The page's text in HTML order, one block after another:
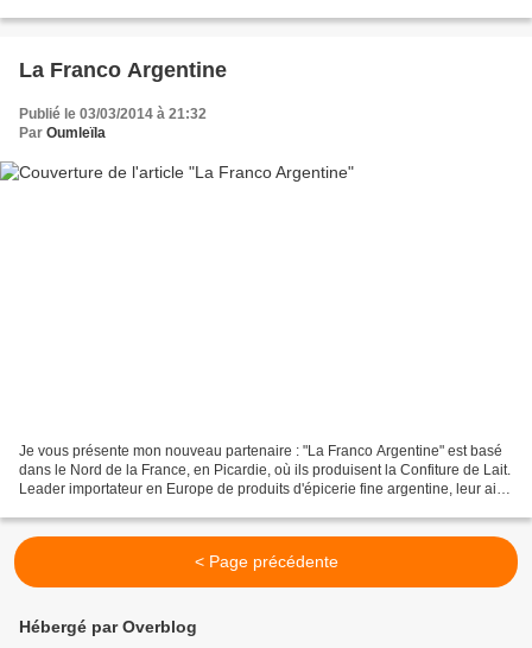
La Franco Argentine
Publié le 03/03/2014 à 21:32
Par Oumleïla
Je vous présente mon nouveau partenaire : "La Franco Argentine" est basé
dans le Nord de la France, en Picardie, où ils produisent la Confiture de Lait.
Leader importateur en Europe de produits d'épicerie fine argentine, leur aire
< Page précédente
Hébergé par Overblog